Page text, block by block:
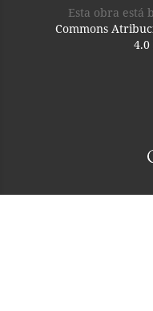
Esta obra está
Commons